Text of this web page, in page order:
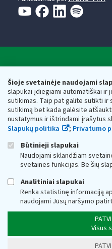
Šioje svetainėje naudojami
slapukai įdiegiami automatiškai ir
sutikimas. Taip pat galite sutikti ir
sutikimą bet kada galėsite
nustatymus ir ištrindami įrašytus
Slapukų politika
; Privatumo
Būtinieji slapukai
Naudojami sklandžiam
svetainės funkcijas. Be šių
Analitiniai slapukai
Renka statistinę informaciją
naudojami Jūsų naršymo
Visus
Respublikos finansų
Biudžetinė įstaiga. Juridinio
adresas: Vasario 16-osios g. 14,
vmi@vmi.lt, E. pristatymo dėžutės
Duomenys apie Valstybinę
Respublikos finansų ministerijos